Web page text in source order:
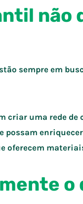
não
sempre em
criar uma rede
oferecem
o